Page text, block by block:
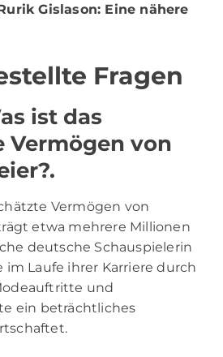
Gislason: Eine nähere
Fragen
ist das
Vermögen von
Vermögen von
etwa mehrere Millionen
deutsche Schauspielerin
im Laufe ihrer Karriere durch
und
ein beträchtliches